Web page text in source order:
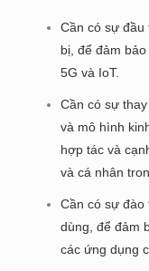
Cần có sự đầu
bị, để đảm
5G và IoT.
Cần có sự
và mô hình
hợp tác và
và cá nhân
Cần có sự đào
dùng, để đảm
các ứng dụng